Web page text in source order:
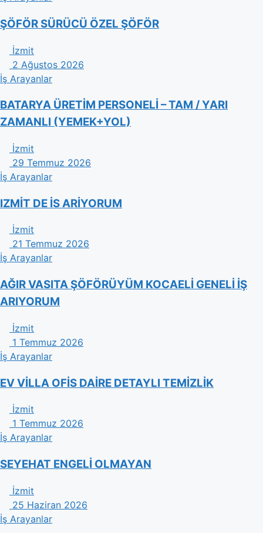
ŞÖFÖR SÜRÜCÜ ÖZEL ŞÖFÖR
İzmit
2 Ağustos 2026
İş Arayanlar
BATARYA ÜRETİM PERSONELİ – TAM / YARI
ZAMANLI (YEMEK+YOL)
İzmit
29 Temmuz 2026
İş Arayanlar
IZMİT DE İS ARİYORUM
İzmit
21 Temmuz 2026
İş Arayanlar
AĞIR VASITA ŞÖFÖRÜYÜM KOCAELİ GENELİ İŞ
ARIYORUM
İzmit
1 Temmuz 2026
İş Arayanlar
EV VİLLA OFİS DAİRE DETAYLI TEMİZLİK
İzmit
1 Temmuz 2026
İş Arayanlar
SEYEHAT ENGELİ OLMAYAN
İzmit
25 Haziran 2026
İş Arayanlar